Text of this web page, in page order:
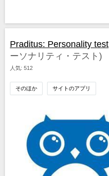
Praditus: Personality test
ーソナリティ・テスト)
人気: 512
そのほか サイトのアプリ